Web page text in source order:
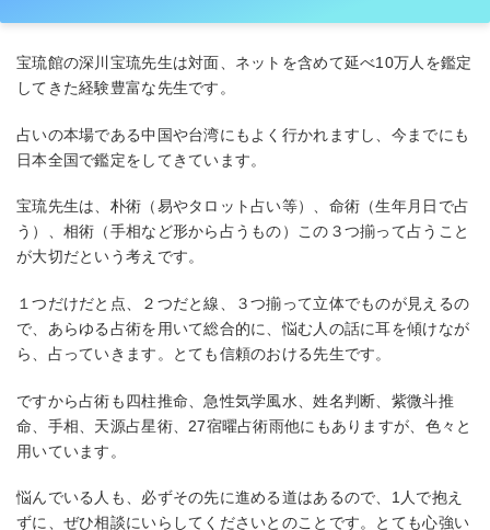
宝琉館の深川宝琉先生は対面、ネットを含めて延べ10万人を鑑定
してきた経験豊富な先生です。
占いの本場である中国や台湾にもよく行かれますし、今までにも
日本全国で鑑定をしてきています。
宝琉先生は、朴術（易やタロット占い等）、命術（生年月日で占
う）、相術（手相など形から占うもの）この３つ揃って占うこと
が大切だという考えです。
１つだけだと点、２つだと線、３つ揃って立体でものが見えるの
で、あらゆる占術を用いて総合的に、悩む人の話に耳を傾けなが
ら、占っていきます。とても信頼のおける先生です。
ですから占術も四柱推命、急性気学風水、姓名判断、紫微斗推
命、手相、天源占星術、27宿曜占術雨他にもありますが、色々と
用いています。
悩んでいる人も、必ずその先に進める道はあるので、1人で抱え
ずに、ぜひ相談にいらしてくださいとのことです。とても心強い